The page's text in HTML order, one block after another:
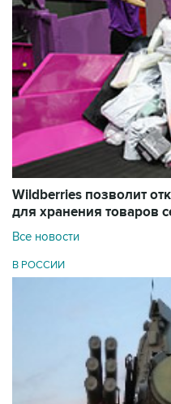
Wildberries позволит
для хранения товаров
Все новости
В РОССИИ